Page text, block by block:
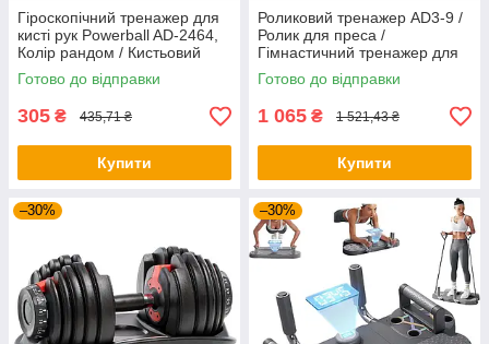
Гіроскопічний тренажер для
кисті рук Powerball AD-2464,
Колір рандом / Кистьовий
еспандер / Гіроскопічний
еспандер
Готово до відправки
305 ₴ 435,71 ₴
Купити
Роликовий тренажер AD3-9 /
Ролик для преса /
Гімнастичний тренажер для
преса / Колесо для преса
Готово до відправки
1 065 ₴ 1 521,43 ₴
Купити
–30% –30%